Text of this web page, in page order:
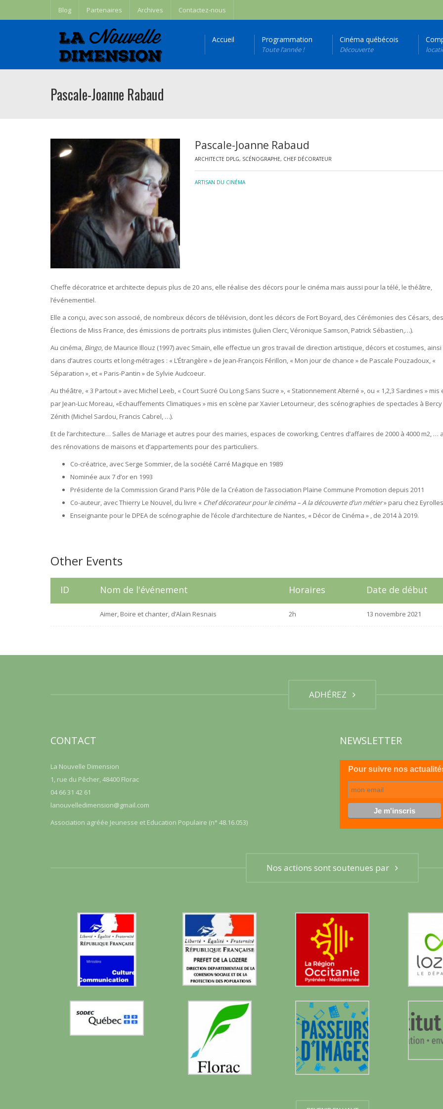
Blog Partenaires Archives Contactez-nous
Accueil Programmation
Toute l’année !
Cinéma québécois
Découverte
Pascale-Joanne Rabaud
Pascale-Joanne Rabaud
ARCHITECTE DPLG, SCÉNOGRAPHE, CHEF DÉCORATEUR
ARTISAN DU CINÉMA
Cheffe décoratrice et architecte depuis plus de 20 ans, elle réalise des décors pour le cinéma mais aussi pour la télé, le théâtre,
l’événementiel.
Elle a conçu, avec son associé, de nombreux décors de télévision, dont les décors de Fort Boyard, des Cérémonies des Césars, des
Élections de Miss France, des émissions de portraits plus intimistes (Julien Clerc, Véronique Samson, Patrick Sébastien,…).
Au cinéma, Bingo, de Maurice Illouz (1997) avec Smaïn, elle effectue un gros travail de direction artistique, décors et costumes,
dans d’autres courts et long-métrages : « L’Étrangère » de Jean-François Férillon, « Mon jour de chance » de Pascale Pouzadoux, «
Séparation », et « Paris-Pantin » de Sylvie Audcoeur.
Au théâtre, « 3 Partout » avec Michel Leeb, « Court Sucré Ou Long Sans Sucre », « Stationnement Alterné », ou « 1,2,3 Sardines » mis
par Jean-Luc Moreau, «Echauffements Climatiques » mis en scène par Xavier Letourneur, des scénographies de spectacles à
Zénith (Michel Sardou, Francis Cabrel, …).
Et de l’architecture… Salles de Mariage et autres pour des mairies, espaces de coworking, Centres d’affaires de 2000 à 4000 m2, …
des rénovations de maisons et d’appartements pour des particuliers.
Co-créatrice, avec Serge Sommier, de la société Carré Magique en 1989
Nominée aux 7 d’or en 1993
Présidente de la Commission Grand Paris Pôle de la Création de l’association Plaine Commune Promotion depuis 2011
Co-auteur, avec Thierry Le Nouvel, du livre « Chef décorateur pour le cinéma – A la découverte d’un métier» paru chez
Enseignante pour le DPEA de scénographie de l’école d’architecture de Nantes, « Décor de Cinéma » , de 2014 à 2019.
Other Events
ID Nom de l'événement Horaires Date de début
Aimer, Boire et chanter, d’Alain Resnais 2h 13 novembre 2021
ADHÉREZ
CONTACT
La Nouvelle Dimension
1, rue du Pêcher, 48400 Florac
04 66 31 42 61
lanouvelledimension@gmail.com
Association agréée Jeunesse et Education Populaire (n° 48.16.053)
NEWSLETTER
Pour suivre nos
Nos actions sont soutenues par